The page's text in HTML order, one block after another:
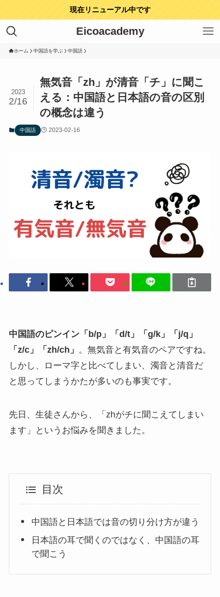
現在リニューアル中です
Eicoacademy
ホーム 中国語を学ぶ 中国語
無気音「zh」が清音「チ」に聞こ
える：中国語と日本語の音の区別
の概念は違う
2023
2/16
中国語 2023-02-16
中国語のピンイン「b/p」「d/t」「g/k」「j/q」
「z/c」「zh/ch」 。無気音と有気音のペアですね。
しかし、ローマ字と比べてしまい、濁音と清音だ
と思ってしまうかたが多いのも事実です。
先日、生徒さんから、「zhがチに聞こえてしまい
ます」というお悩みを聞きました。
目次
中国語と日本語では音の切り分け方が違う
日本語の耳で聞くのではなく、中国語の耳
で聞こう